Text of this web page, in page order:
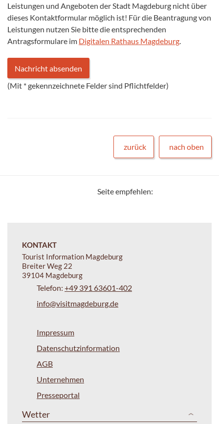
Leistungen und Angeboten der Stadt Magdeburg nicht über
dieses Kontaktformular möglich ist! Für die Beantragung von
Leistungen nutzen Sie bitte die entsprechenden
Antragsformulare im Digitalen Rathaus Magdeburg.
(Mit *gekennzeichnete Felder sind Pflichtfelder)
zurück nach oben
Seite empfehlen:
KONTAKT
Tourist Information Magdeburg
Breiter Weg 22
39104 Magdeburg
Telefon: +49 391 63601-402
info@visitmagdeburg.de
Impressum
Datenschutzinformation
AGB
Unternehmen
Presseportal
Wetter